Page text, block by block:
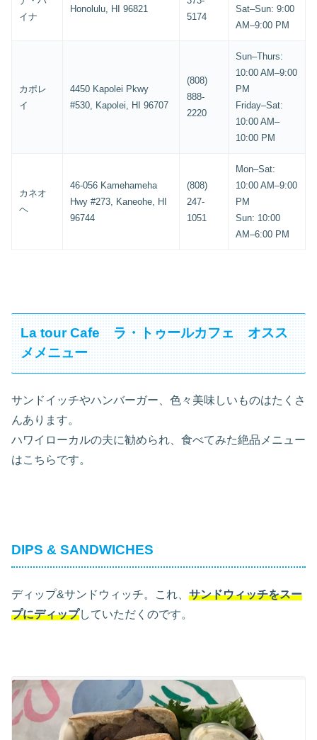
イナ
Honolulu, HI 96821
5174
Sat–Sun: 9:00
AM–9:00 PM
カポレ
イ
4450 Kapolei Pkwy
#530, Kapolei, HI 96707
(808)
888-
2220
Sun–Thurs:
10:00 AM–9:00
PM
Friday–Sat:
10:00 AM–
10:00 PM
カネオ
ヘ
46-056 Kamehameha
Hwy #273, Kaneohe, HI
96744
(808)
247-
1051
Mon–Sat:
10:00 AM–9:00
PM
Sun: 10:00
AM–6:00 PM
La tour Cafe ラ・トゥールカフェ オスス
メメニュー
サンドイッチやハンバーガー、色々美味しいものはたくさ
んあります。
ハワイローカルの夫に勧められ、食べてみた絶品メニュー
はこちらです。
DIPS & SANDWICHES
ディップ&サンドウィッチ。これ、 サンドウィッチをスー
プにディップしていただくのです。